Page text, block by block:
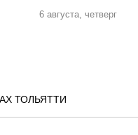
6 августа, четверг
ТОЛЬЯТТИ